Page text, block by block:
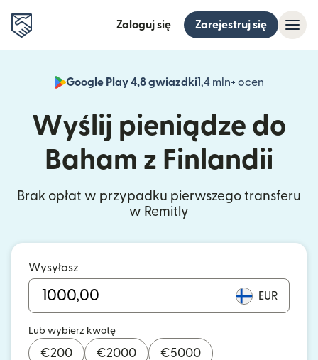
Zaloguj się Zarejestruj się
Google Play 4,8 gwiazdki1,4 mln+ ocen
(otwiera
Wyślij pieniądze do
Baham z Finlandii
Brak opłat w przypadku pierwszego transferu
w Remitly
Wysyłasz
EUR
Lub wybierz kwotę
€200 €2000 €5000